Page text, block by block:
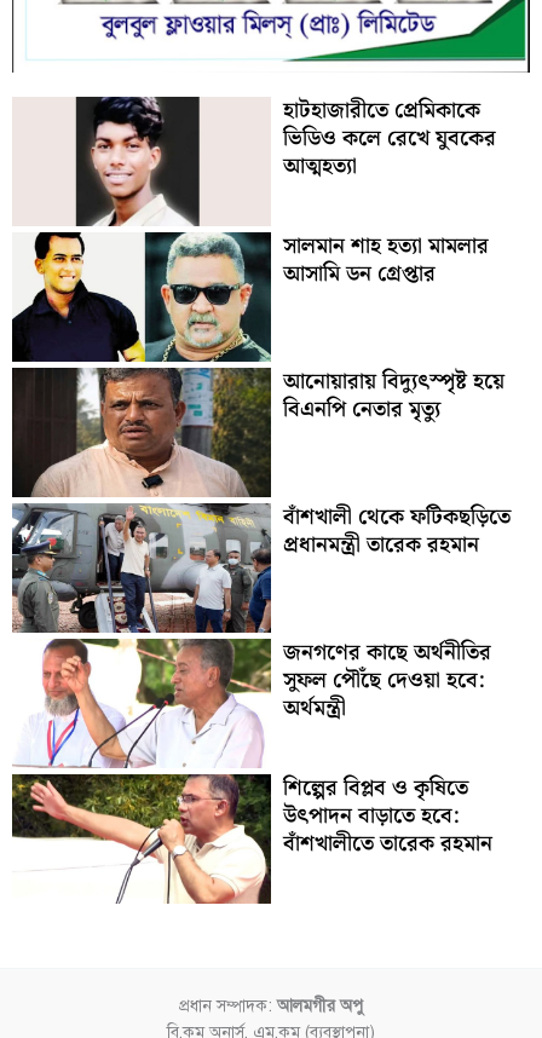
হাটহাজারীতে প্রেমিকাকে
ভিডিও কলে রেখে যুবকের
আত্মহত্যা
সালমান শাহ হত্যা মামলার
আসামি ডন গ্রেপ্তার
আনোয়ারায় বিদ্যুৎস্পৃষ্ট হয়ে
বিএনপি নেতার মৃত্যু
বাঁশখালী থেকে ফটিকছড়িতে
প্রধানমন্ত্রী তারেক রহমান
জনগণের কাছে অর্থনীতির
সুফল পৌঁছে দেওয়া হবে:
অর্থমন্ত্রী
শিল্পের বিপ্লব ও কৃষিতে
উৎপাদন বাড়াতে হবে:
বাঁশখালীতে তারেক রহমান
প্রধান সম্পাদক:আলমগীর অপু
বি.কম অনার্স, এম.কম (ব্যবস্থাপনা)